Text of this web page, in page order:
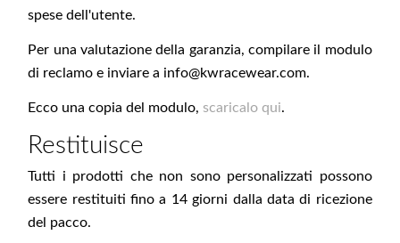
spese dell'utente.
Per una valutazione della garanzia, compilare il modulo
di reclamo e inviare a info@kwracewear.com.
Ecco una copia del modulo, scaricalo qui.
Restituisce
Tutti i prodotti che non sono personalizzati possono
essere restituiti fino a 14 giorni dalla data di ricezione
del pacco.